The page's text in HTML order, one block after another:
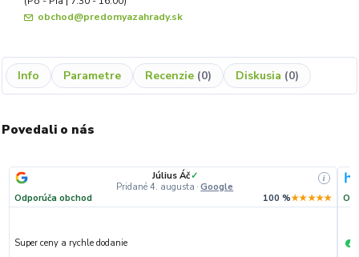
obchod@predomyazahrady.sk
Info Parametre Recenzie 0 Diskusia 0
Povedali o nás
Július Áč✓
Pridané 4. augusta · Google
i
Odporúča obchod 100 %★★★★★
Super ceny a rychle dodanie +